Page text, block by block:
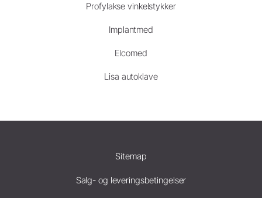
Profylakse vinkelstykker
Implantmed
Elcomed
Lisa autoklave
Sitemap
Salg- og leveringsbetingelser